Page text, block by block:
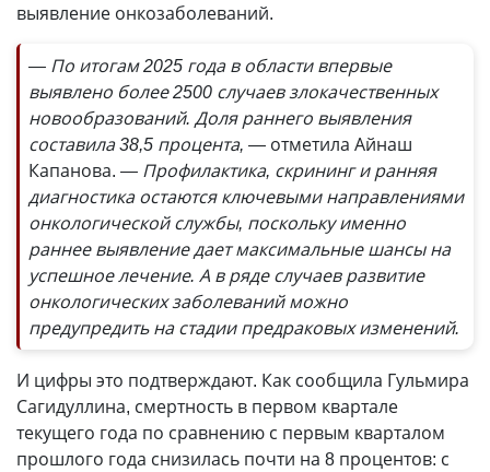
выявление онкозаболеваний.
— По итогам 2025 года в области впервые
выявлено более 2500 случаев злокачественных
новообразований. Доля раннего выявления
составила 38,5 процента, — отметила Айнаш
Капанова. — Профилактика, скрининг и ранняя
диагностика остаются ключевыми направлениями
онкологической службы, поскольку именно
раннее выявление дает максимальные шансы на
успешное лечение. А в ряде случаев развитие
онкологических заболеваний можно
предупредить на стадии предраковых изменений.
И цифры это подтверждают. Как сообщила Гульмира
Сагидуллина, смертность в первом квартале
текущего года по сравнению с первым кварталом
прошлого года снизилась почти на 8 процентов: с